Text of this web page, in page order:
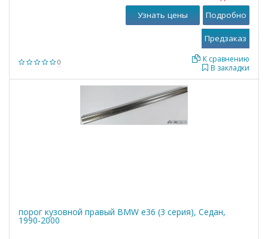
0
В закладки
К сравнению
Узнать цены Подробно
порог кузовной правый BMW е36 (3 серия), Седан,
1990-2000